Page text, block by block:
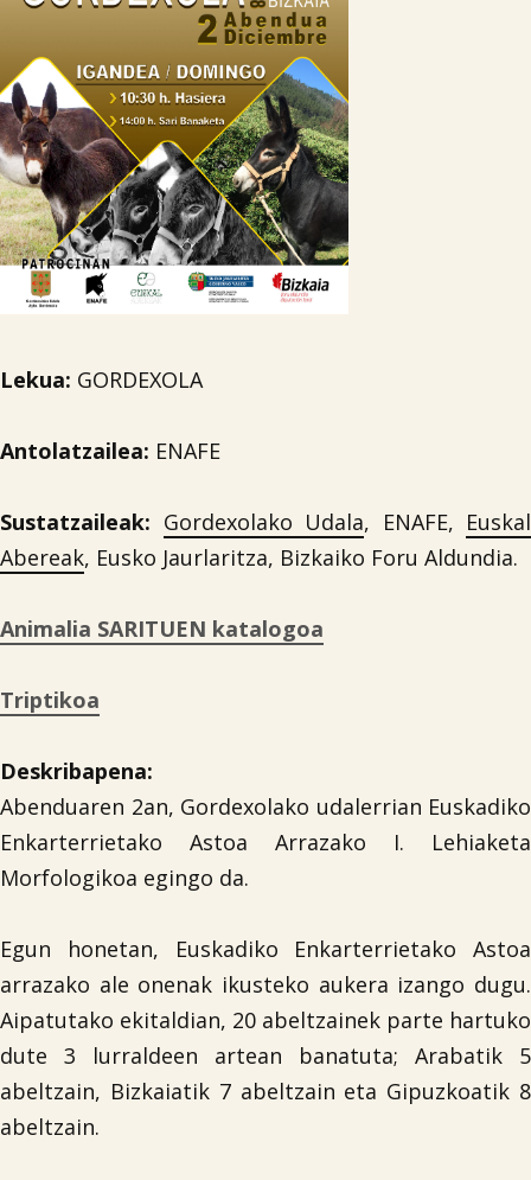
Lekua: GORDEXOLA
Antolatzailea: ENAFE
Sustatzaileak: Gordexolako Udala, ENAFE, Euskal
Abereak, Eusko Jaurlaritza, Bizkaiko Foru Aldundia.
Animalia SARITUEN katalogoa
Triptikoa
Deskribapena:
Abenduaren 2an, Gordexolako udalerrian Euskadiko
Enkarterrietako Astoa Arrazako I. Lehiaketa
Morfologikoa egingo da.
Egun honetan, Euskadiko Enkarterrietako Astoa
arrazako ale onenak ikusteko aukera izango dugu.
Aipatutako ekitaldian, 20 abeltzainek parte hartuko
dute 3 lurraldeen artean banatuta; Arabatik 5
abeltzain, Bizkaiatik 7 abeltzain eta Gipuzkoatik 8
abeltzain.